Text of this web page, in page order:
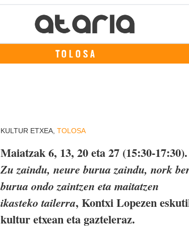
TOLOSA
KULTUR ETXEA, TOLOSA
Maiatzak 6, 13, 20 eta 27 (15:30-17:30).
Zu zaindu, neure burua zaindu, nork
burua ondo zaintzen eta maitatzen
ikasteko tailerra, Kontxi Lopezen
kultur etxean eta gazteleraz.